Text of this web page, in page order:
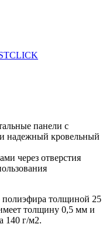
панели с
надежный кровельный
через отверстия
полиэфира толщиной 25
толщину 0,5 мм и
140 г/м2.